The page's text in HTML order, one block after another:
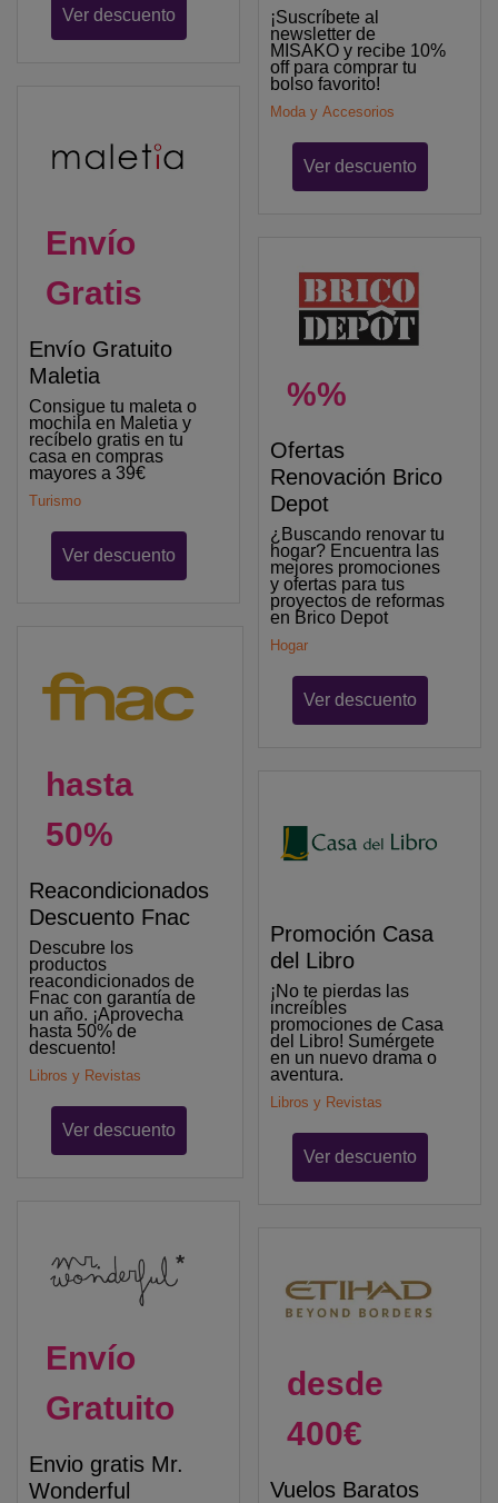
Ver descuento
Envío
Gratis
Envío Gratuito
Maletia
Consigue tu maleta o
mochila en Maletia y
recíbelo gratis en tu
casa en compras
mayores a 39€
Turismo
Ver descuento
hasta
50%
Reacondicionados
Descuento Fnac
Descubre los
productos
reacondicionados de
Fnac con garantía de
un año. ¡Aprovecha
hasta 50% de
descuento!
Libros y Revistas
Ver descuento
Envío
Gratuito
Envio gratis Mr.
Wonderful
¡Suscríbete al
newsletter de
MISAKO y recibe 10%
off para comprar tu
bolso favorito!
Moda y Accesorios
Ver descuento
%%
Ofertas
Renovación Brico
Depot
¿Buscando renovar tu
hogar? Encuentra las
mejores promociones
y ofertas para tus
proyectos de reformas
en Brico Depot
Hogar
Ver descuento
Promoción Casa
del Libro
¡No te pierdas las
increíbles
promociones de Casa
del Libro! Sumérgete
en un nuevo drama o
aventura.
Libros y Revistas
Ver descuento
desde
400€
Vuelos Baratos